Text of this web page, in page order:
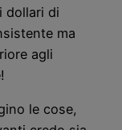
dollari di
ma
agli
le cose,